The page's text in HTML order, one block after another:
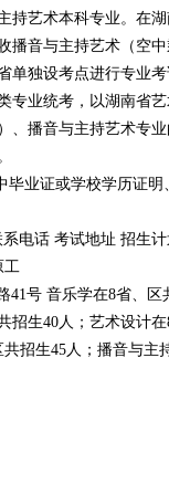
持艺术本科专业。在
播音与主持艺术（空
单独设考点进行专业
专业统考，以湖南省
、播音与主持艺术专
业证或学校学历证
电话 考试地址 招生计
工
41号 音乐学在8省、
招生40人；艺术设计
招生45人；播音与主